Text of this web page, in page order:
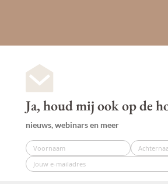
Ja, houd mij ook op de
nieuws, webinars en meer